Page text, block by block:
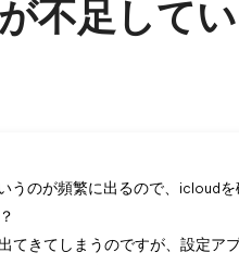
不足して
のが頻繁に出るので、icloudを
きてしまうのですが、設定ア